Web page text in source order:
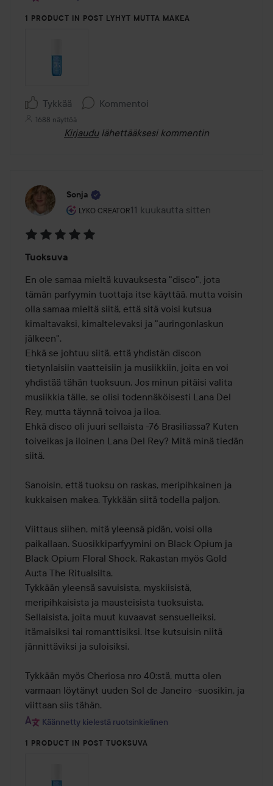
1 PRODUCT IN POST LYHYT MUTTA MAKEA
Tykkää Kommentoi
1688 näyttöä
Kirjaudu lähettääksesi kommentin
Sonja
LYKO CREATOR
Käyttäjän rooli: Lyko Creator.
11 kuukautta sitten
Viesti luotiin 11 kuukautta sitten
5
/
5
Tuoksuva
En ole samaa mieltä kuvauksesta "disco", jota
tämän parfyymin tuottaja itse käyttää, mutta voisin
olla samaa mieltä siitä, että sitä voisi kutsua
kimaltavaksi, kimaltelevaksi ja "auringonlaskun
jälkeen".
Ehkä se johtuu siitä, että yhdistän discon
tietynlaisiin vaatteisiin ja musiikkiin, joita en voi
yhdistää tähän tuoksuun. Jos minun pitäisi valita
musiikkia tälle, se olisi todennäköisesti Lana Del
Rey, mutta täynnä toivoa ja iloa.
Ehkä disco oli juuri sellaista -76 Brasiliassa? Kuten
toiveikas ja iloinen Lana Del Rey? Mitä minä tiedän
siitä.
Sanoisin, että tuoksu on raskas, meripihkainen ja
kukkaisen makea. Tykkään siitä todella paljon.
Viittaus siihen, mitä yleensä pidän, voisi olla
paikallaan. Suosikkiparfyymini on Black Opium ja
Black Opium Floral Shock. Rakastan myös Gold
Au:ta The Ritualsilta.
Tykkään yleensä savuisista, myskiisistä,
meripihkaisista ja mausteisista tuoksuista.
Sellaisista, joita muut kuvaavat sensuelleiksi,
itämaisiksi tai romanttisiksi. Itse kutsuisin niitä
jännittäviksi ja suloisiksi.
Tykkään myös Cheriosa nro 40:stä, mutta olen
varmaan löytänyt uuden Sol de Janeiro -suosikin, ja
viittaan siis tähän.
Käännetty kielestä ruotsinkielinen
1 PRODUCT IN POST TUOKSUVA